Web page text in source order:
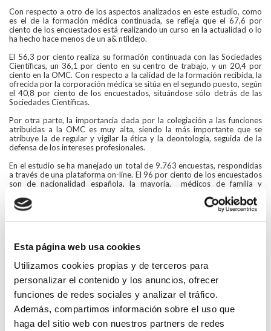
Esta página web usa cookies
Utilizamos cookies propias y de terceros para
personalizar el contenido y los anuncios, ofrecer
funciones de redes sociales y analizar el tráfico.
Además, compartimos información sobre el uso que
haga del sitio web con nuestros partners de redes
Con respecto a otro de los aspectos analizados en este estudio, como
es el de la formación médica continuada, se refleja que el 67,6 por
ciento de los encuestados está realizando un curso en la actualidad o lo
ha hecho hace menos de un a& ntilde;o.
El 56,3 por ciento realiza su formación continuada con las Sociedades
Científicas, un 36,1 por ciento en su centro de trabajo, y un 20,4 por
ciento en la OMC. Con respecto a la calidad de la formación recibida, la
ofrecida por la corporación médica se sitúa en el segundo puesto, según
el 40,8 por ciento de los encuestados, situándose sólo detrás de las
Sociedades Científicas.
Por otra parte, la importancia dada por la colegiación a las funciones
atribuidas a la OMC es muy alta, siendo la más importante que se
atribuye la de regular y vigilar la ética y la deontología, seguida de la
defensa de los intereses profesionales.
En el estudio se ha manejado un total de 9.763 encuestas, respondidas
a través de una plataforma on-line. El 96 por ciento de los encuestados
son de nacionalidad española, la mayoría, médicos de familia y
El primer muestreo se llevó a cabo durante los pasados meses de mayo
y junio, y está previsto un segundo en el próximo mes de octubre. De
el III Congreso de la Profesión Médica que se celebrará en Madrid el
Para ampliar información:
Gabinete de Prensa del Consejo General de Colegios de Médicos
Telf: 91-4317780 E-mail:prensa@cgcom.es